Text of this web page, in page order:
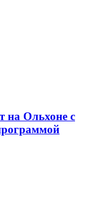
на Ольхоне с